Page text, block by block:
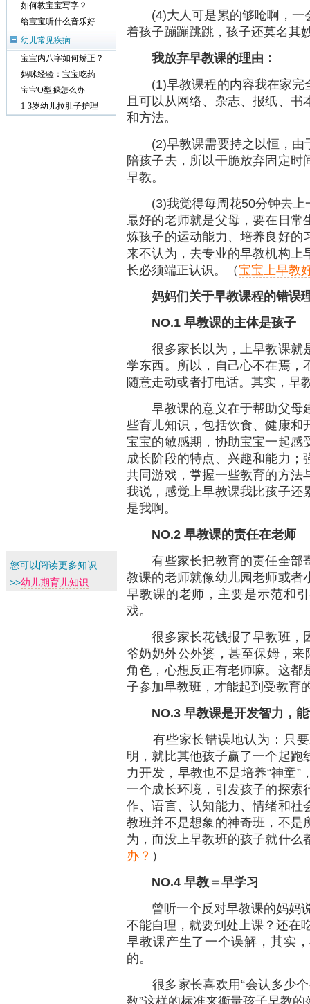
(4)大人可是累的够呛啊，一
着孩子蹦蹦跳跳，孩子还莫名其
我放弃早教课的理由：
(1)早教课程的内容我在家完
且可以从网络、杂志、报纸、
和方法。
(2)早教课需要持之以恒，由
陪孩子去，所以干脆放弃固定时
早教。
(3)我觉得每周花50分钟去上
最好的老师就是父母，要在日常
炼孩子的运动能力、培养良好的
来不认为，去专业的早教机构上
长必须端正认识。（宝宝上早教
妈妈们关于早教课程的错误
NO.1 早教课的主体是孩子
很多家长以为，上早教课就
学东西。所以，自己心不在焉，
随意走动或者打电话。其实，早
早教课的意义在于帮助父母
些育儿知识，包括饮食、健康和
宝宝的敏感期，协助宝宝一起感
成长阶段的特点、兴趣和能力
共同游戏，掌握一些教育的方法
我说，感觉上早教课我比孩子还
是我啊。
NO.2 早教课的责任在老师
有些家长把教育的责任全部
教课的老师就像幼儿园老师或者
早教课的老师，主要是示范和
戏。
很多家长花钱报了早教班，
爷奶奶外公外婆，甚至保姆，来
角色，心想反正有老师嘛。这都
子参加早教班，才能起到受教育
NO.3 早教课是开发智力，
有些家长错误地认为：只要
明，就比其他孩子赢了一个起跑
力开发，早教也不是培养“神童
一个成长环境，引发孩子的探索
作、语言、认知能力、情绪和社
教班并不是想象的神奇班，不是
为，而没上早教班的孩子就什么
办？ ）
NO.4 早教＝早学习
曾听一个反对早教课的妈妈说
不能自理，就要到处上课？还在
早教课产生了一个误解，其实
的。
很多家长喜欢用“会认多少个
数”这样的标准来衡量孩子早教
如何教宝宝写字？
给宝宝听什么音乐好
幼儿常见疾病
宝宝内八字如何矫正？
妈咪经验：宝宝吃药
宝宝O型腿怎么办
1-3岁幼儿拉肚子护理
您可以阅读更多知识
>>幼儿期育儿知识